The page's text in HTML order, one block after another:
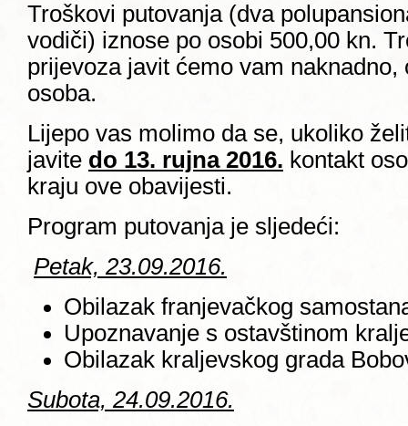
Troškovi putovanja (dva
vodiči) iznose po osobi 500,00 kn.
prijevoza javit ćemo vam
osoba.
Lijepo vas molimo da se, ukoliko
javite do 13. rujna 2016. kontakt
kraju ove obavijesti.
Program putovanja je sljedeći:
Petak, 23.09.2016.
Obilazak franjevačkog
Upoznavanje s ostavštinom
Obilazak kraljevskog grada
Subota, 24.09.2016.